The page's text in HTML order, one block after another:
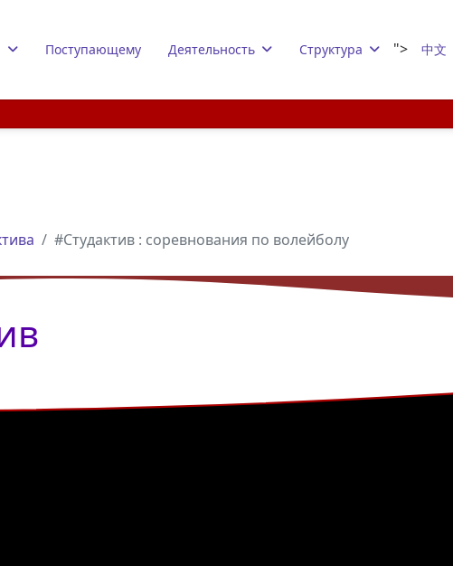
Поступающему Деятельность Структура "> 中文
#Студактив : соревнования по волейболу